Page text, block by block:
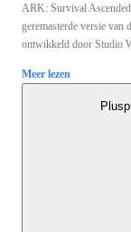
ARK: Survival
geremasterde versie
ontwikkeld door Studio
Meer lezen